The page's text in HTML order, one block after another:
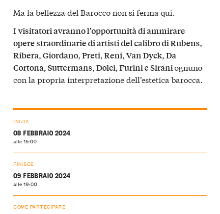
Ma la bellezza del Barocco non si ferma qui.
Ivisitatori avranno l’opportunità di ammirare
opere straordinarie di artisti del calibro di Rubens,
Ribera, Giordano, Preti, Reni, Van Dyck, Da
Cortona, Suttermans, Dolci, Furini e Siraniognuno
con la propria interpretazione dell’estetica barocca.
INIZIA
08 FEBBRAIO 2024
alle 15:00
FINISCE
09 FEBBRAIO 2024
alle 19:00
COME PARTECIPARE